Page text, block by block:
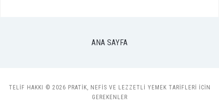
ANA SAYFA
TELIF HAKKI © 2026 PRATIK, NEFIS VE LEZZETLI YEMEK TARIFLERI ICIN
GEREKENLER